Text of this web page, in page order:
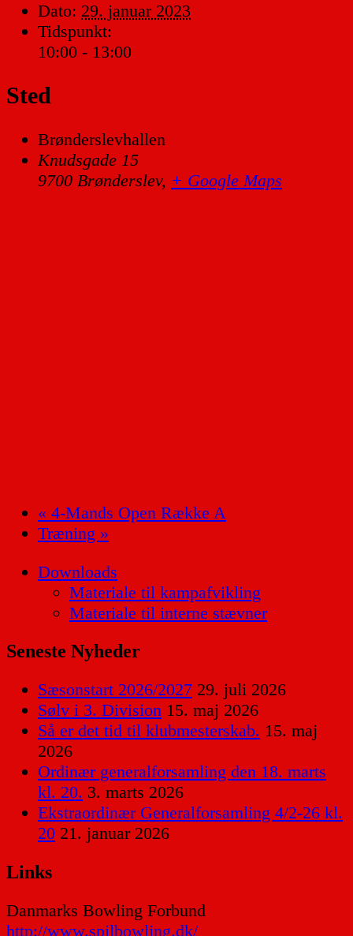
Dato: 29. januar 2023
Tidspunkt:
10:00 - 13:00
Sted
Brønderslevhallen
Knudsgade 15
9700 Brønderslev, + Google Maps
« 4-Mands Open Række A
Træning »
Downloads
Materiale til kampafvikling
Materiale til interne stævner
Seneste Nyheder
Sæsonstart 2026/2027 29. juli 2026
Sølv i 3. Division 15. maj 2026
Så er det tid til klubmesterskab. 15. maj
2026
Ordinær generalforsamling den 18. marts
kl. 20. 3. marts 2026
Ekstraordinær Generalforsamling 4/2-26 kl.
20 21. januar 2026
Links
Danmarks Bowling Forbund
http://www.spilbowling.dk/